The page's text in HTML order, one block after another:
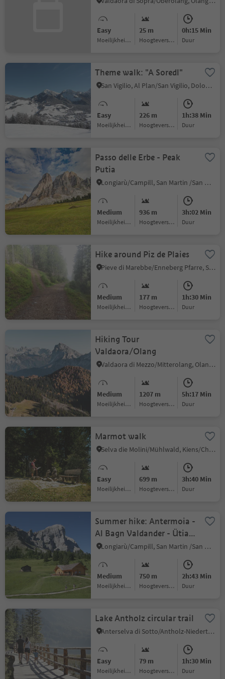
Easy
Moeilijkheidsgraad
25 m
Hoogteverschil
0h:15 Min
Duur
Theme walk: "A Soredl"
San Vigilio, Al Plan/San Vigilio, Dolomites Region Kronplatz/Plan de Corones
Easy
Moeilijkheidsgraad
226 m
Hoogteverschil
1h:38 Min
Duur
Passo delle Erbe - Peak
Putia
Longiarù/Campill, San Martin /San Martino, Dolomites Region Kronplatz/Plan de Corones
Medium
Moeilijkheidsgraad
936 m
Hoogteverschil
3h:02 Min
Duur
Hike around Piz de Plaies
Pieve di Marebbe/Enneberg Pfarre, San Martin /San Martino, Dolomites Region Kronplatz/Plan de Corones
Medium
Moeilijkheidsgraad
177 m
Hoogteverschil
1h:30 Min
Duur
Hiking Tour
Valdaora/Olang
Valdaora di Mezzo/Mitterolang, Olang/Valdaora, Dolomites Region Kronplatz/Plan de Corones
Medium
Moeilijkheidsgraad
1207 m
Hoogteverschil
5h:17 Min
Duur
Marmot walk
Selva die Molini/Mühlwald, Kiens/Chienes, Dolomites Region Kronplatz/Plan de Corones
Easy
Moeilijkheidsgraad
699 m
Hoogteverschil
3h:40 Min
Duur
Summer hike: Antermoia -
Al Bagn Valdander - Ütia
de Göma hut - Passo delle
Longiarù/Campill, San Martin /San Martino, Dolomites Region Kronplatz/Plan de Corones
Medium
Moeilijkheidsgraad
750 m
Hoogteverschil
2h:43 Min
Duur
Lake Antholz circular trail
Anterselva di Sotto/Antholz-Niedertal, Rasen-Antholz/Rasun Anterselva, Dolomites Region Kronplatz/Plan de Corones
Easy
Moeilijkheidsgraad
79 m
Hoogteverschil
1h:30 Min
Duur